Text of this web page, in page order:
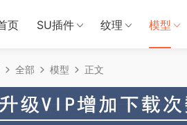
页 SU插件 纹理 模型
全部 模型 正文